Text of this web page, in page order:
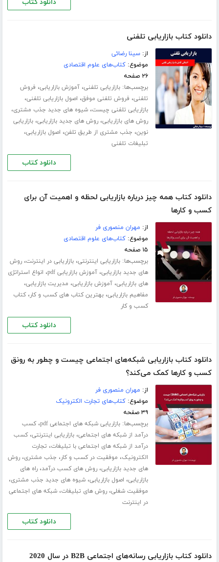
دانلود کتاب
دانلود کتاب بازاریابی تلفنی
از:سینا رضائی
موضوع:کتاب‌های علوم اقتصادی
۲۶ صفحه
برچسب‌ها:بازاریابی تلفنی،آموزش بازاریابی، فروش
تلفنی، فروش تلفنی موفق، اصول بازاریابی تلفنی،
بازاریابی تلفنی چیست،شیوه های جدید جذب مشتری،
روش های بازاریابی،روش های جدید بازاریابی،بازاریابی
نوین، جذب مشتری از طریق تلفن، اصول بازاریابی،
تبلیغات تلفنی
دانلود کتاب
دانلود کتاب همه چیز درباره بازاریابی لحظه و اهمیت آن برای
کسب و‌ کارها
از: مهران منصوری فر
موضوع:کتاب‌های علوم اقتصادی
۱۵ صفحه
برچسب‌ها:بازاریابی اینترنتی،بازاریابی در اینترنت،روش
های جدید بازاریابی،آموزش بازاریابی pdf ، انواع استراتژی
های بازاریابی،آموزش بازاریابی، مدیریت بازاریابی،
مفاهیم بازاریابی،بهترین کتاب های کسب و کار،کتاب
کسب و کار
دانلود کتاب
دانلود کتاب بازاریابی شبکه‌های اجتماعی چیست و چطور به رونق
کسب و‌ کارها کمک می‌کند؟
از: مهران منصوری فر
موضوع:کتاب‌های تجارت الکترونیک
۳۹ صفحه
برچسب‌ها:بازاریابی شبکه های اجتماعی pdf ،کسب
درآمد از شبکه های اجتماعی،بازاریابی اینترنتی،کسب
درآمد از شبکه های اجتماعی با تبلیغات، تجارت
الکترونیک، موفقیت در کسب و کار، جذب مشتری،روش
های جدید بازاریابی،روش های کسب درآمد،راه های
بازاریابی، اصول بازاریابی،شیوه های جدید جذب مشتری،
موفقیت شغلی،روش های تبلیغات،شبکه های اجتماعی
در اینترنت
دانلود کتاب
دانلود کتاب بازاریابی رسانه‌های اجتماعی B2B در سال 2020